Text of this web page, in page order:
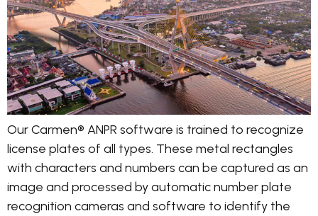
Our Carmen® ANPR software is trained to recognize
license plates of all types. These metal rectangles
with characters and numbers can be captured as an
image and processed by automatic number plate
recognition cameras and software to identify the